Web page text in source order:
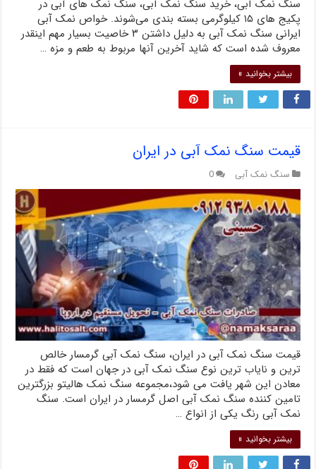
سنگ نمک آبی، خرید سنگ نمک آبی، سنگ نمک های آبی در
پکیج های ۱۵ کیلوگرمی بسته بندی می‌شوند. خواص نمک آبی
ایرانی سنگ نمک آبی به دلیل داشتن ۳ خاصیت بسیار مهم اینقدر
معروف شده است که شاید آخرین آنها مربوط به طعم و مزه …
بیشتر بخوانید »
قیمت سنگ نمک آبی در ایران
سنگ نمک آبی 0
قیمت سنگ نمک آبی در ایران، سنگ نمک آبی گرمسار خالص
ترین و نایاب ترین نوع سنگ نمک آبی در جهان است که فقط در
معادن این شهر یافت می شود،مجموعه سنگ نمک هالیتو بزرگترین
تامین کننده سنگ نمک آبی اصل گرمسار در ایران است. سنگ
نمک آبی رنگ یکی از انواع …
بیشتر بخوانید »